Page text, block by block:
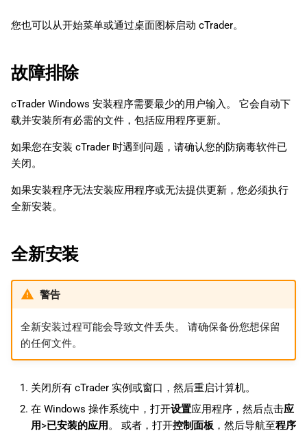
您也可以从开始菜单或通过桌面图标启动 cTrader。
故障排除
cTrader Windows 安装程序需要最少的用户输入。 它会自动下
载并安装所有必需的文件，包括应用程序更新。
如果您在安装 cTrader 时遇到问题，请确认您的防病毒软件已
关闭。
如果安装程序无法安装应用程序或无法提供更新，您必须执行
全新安装。
全新安装
警告
全新安装过程可能会导致文件丢失。 请确保备份您想保留
的任何文件。
关闭所有 cTrader 实例或窗口，然后重启计算机。
在 Windows 操作系统中，打开设置应用程序，然后点击应
用>已安装的应用。 或者，打开控制面板，然后导航至程序